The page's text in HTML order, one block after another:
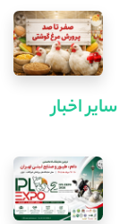
سایر اخبار